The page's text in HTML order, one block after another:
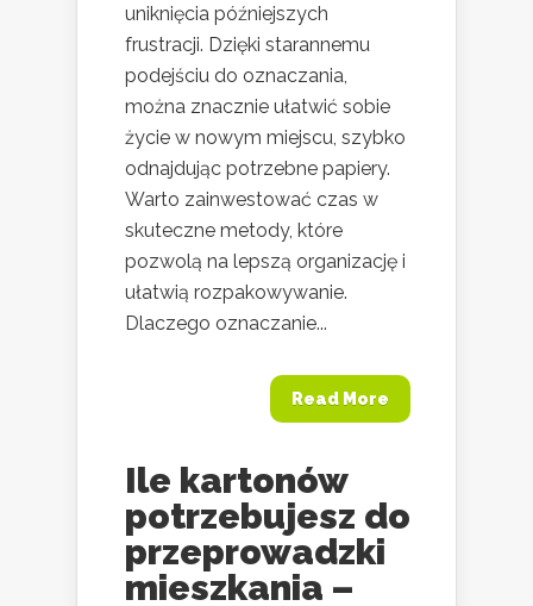
uniknięcia późniejszych
frustracji. Dzięki starannemu
podejściu do oznaczania,
można znacznie ułatwić sobie
życie w nowym miejscu, szybko
odnajdując potrzebne papiery.
Warto zainwestować czas w
skuteczne metody, które
pozwolą na lepszą organizację i
ułatwią rozpakowywanie.
Dlaczego oznaczanie...
Read More
Ile kartonów
potrzebujesz do
przeprowadzki
mieszkania –